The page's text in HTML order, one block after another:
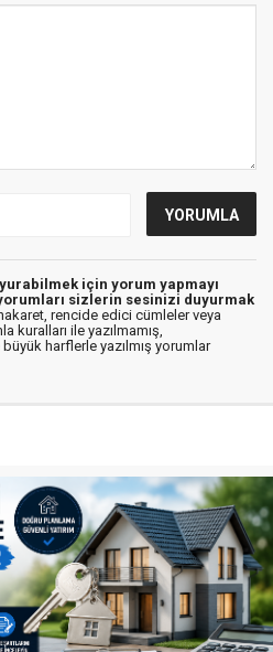
için yorum yapmayı
sizlerin sesinizi duyurmak
rencide edici cümleler veya
kuralları ile yazılmamış,
harflerle yazılmış yorumlar